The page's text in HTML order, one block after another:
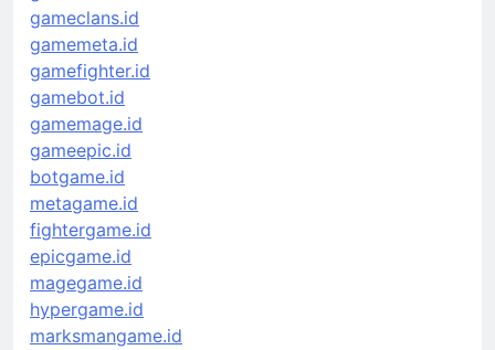
gameclans.id
gamemeta.id
gamefighter.id
gamebot.id
gamemage.id
gameepic.id
botgame.id
metagame.id
fightergame.id
epicgame.id
magegame.id
hypergame.id
marksmangame.id